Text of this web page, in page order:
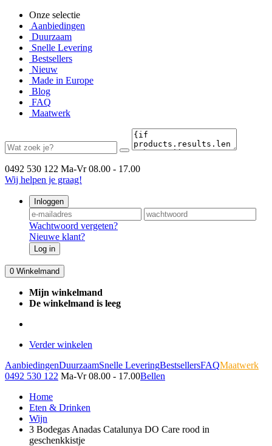
Onze selectie
Aanbiedingen
Duurzaam
Snelle Levering
Bestsellers
Nieuw
Made in Europe
Blog
FAQ
Maatwerk
0492 530 122 Ma-Vr 08.00 - 17.00
Wij helpen je graag!
Inloggen
Wachtwoord vergeten?
Nieuwe klant?
Log in
0 Winkelmand
Mijn winkelmand
De winkelmand is leeg
Verder winkelen
AanbiedingenDuurzaamSnelle LeveringBestsellersFAQMaatwerk
0492 530 122 Ma-Vr 08.00 - 17.00Bellen
Home
Eten & Drinken
Wijn
3 Bodegas Anadas Catalunya DO Care rood in
geschenkkistje